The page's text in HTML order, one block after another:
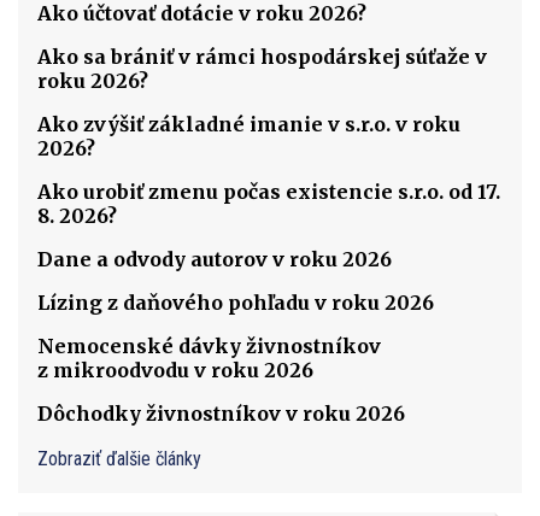
Ako účtovať dotácie v roku 2026?
Ako sa brániť v rámci hospodárskej súťaže v
roku 2026?
Ako zvýšiť základné imanie v s.r.o. v roku
2026?
Ako urobiť zmenu počas existencie s.r.o. od 17.
8. 2026?
Dane a odvody autorov v roku 2026
Lízing z daňového pohľadu v roku 2026
Nemocenské dávky živnostníkov
z mikroodvodu v roku 2026
Dôchodky živnostníkov v roku 2026
Zobraziť ďalšie články